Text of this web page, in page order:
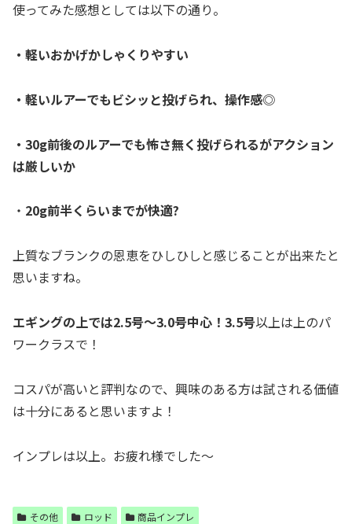
使ってみた感想としては以下の通り。
・軽いおかげかしゃくりやすい
・軽いルアーでもビシッと投げられ、操作感◎
・30g前後のルアーでも怖さ無く投げられるがアクション
は厳しいか
・ 20g前半くらいまでが快適?
上質なブランクの恩恵をひしひしと感じることが出来たと
思いますね。
エギングの上では2.5号～3.0号中心！3.5号以上は上のパ
ワークラスで！
コスパが高いと評判なので、興味のある方は試される価値
は十分にあると思いますよ！
インプレは以上。お疲れ様でした～
その他 ロッド 商品インプレ